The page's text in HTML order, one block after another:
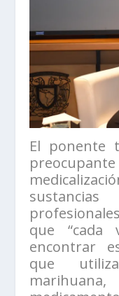
El ponente
que “cada
encontrar
que